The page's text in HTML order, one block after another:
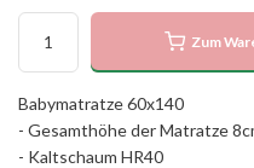
Zum
Babymatratze 60x140
- Gesamthöhe der Matratze
- Kaltschaum HR40